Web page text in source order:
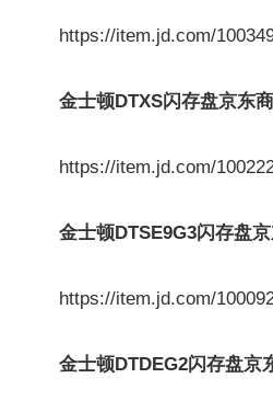
https://item.jd.com/
金士顿DTXS闪存盘京东
https://item.jd.com/
金士顿DTSE9G3闪存盘
https://item.jd.com/
金士顿DTDEG2闪存盘京